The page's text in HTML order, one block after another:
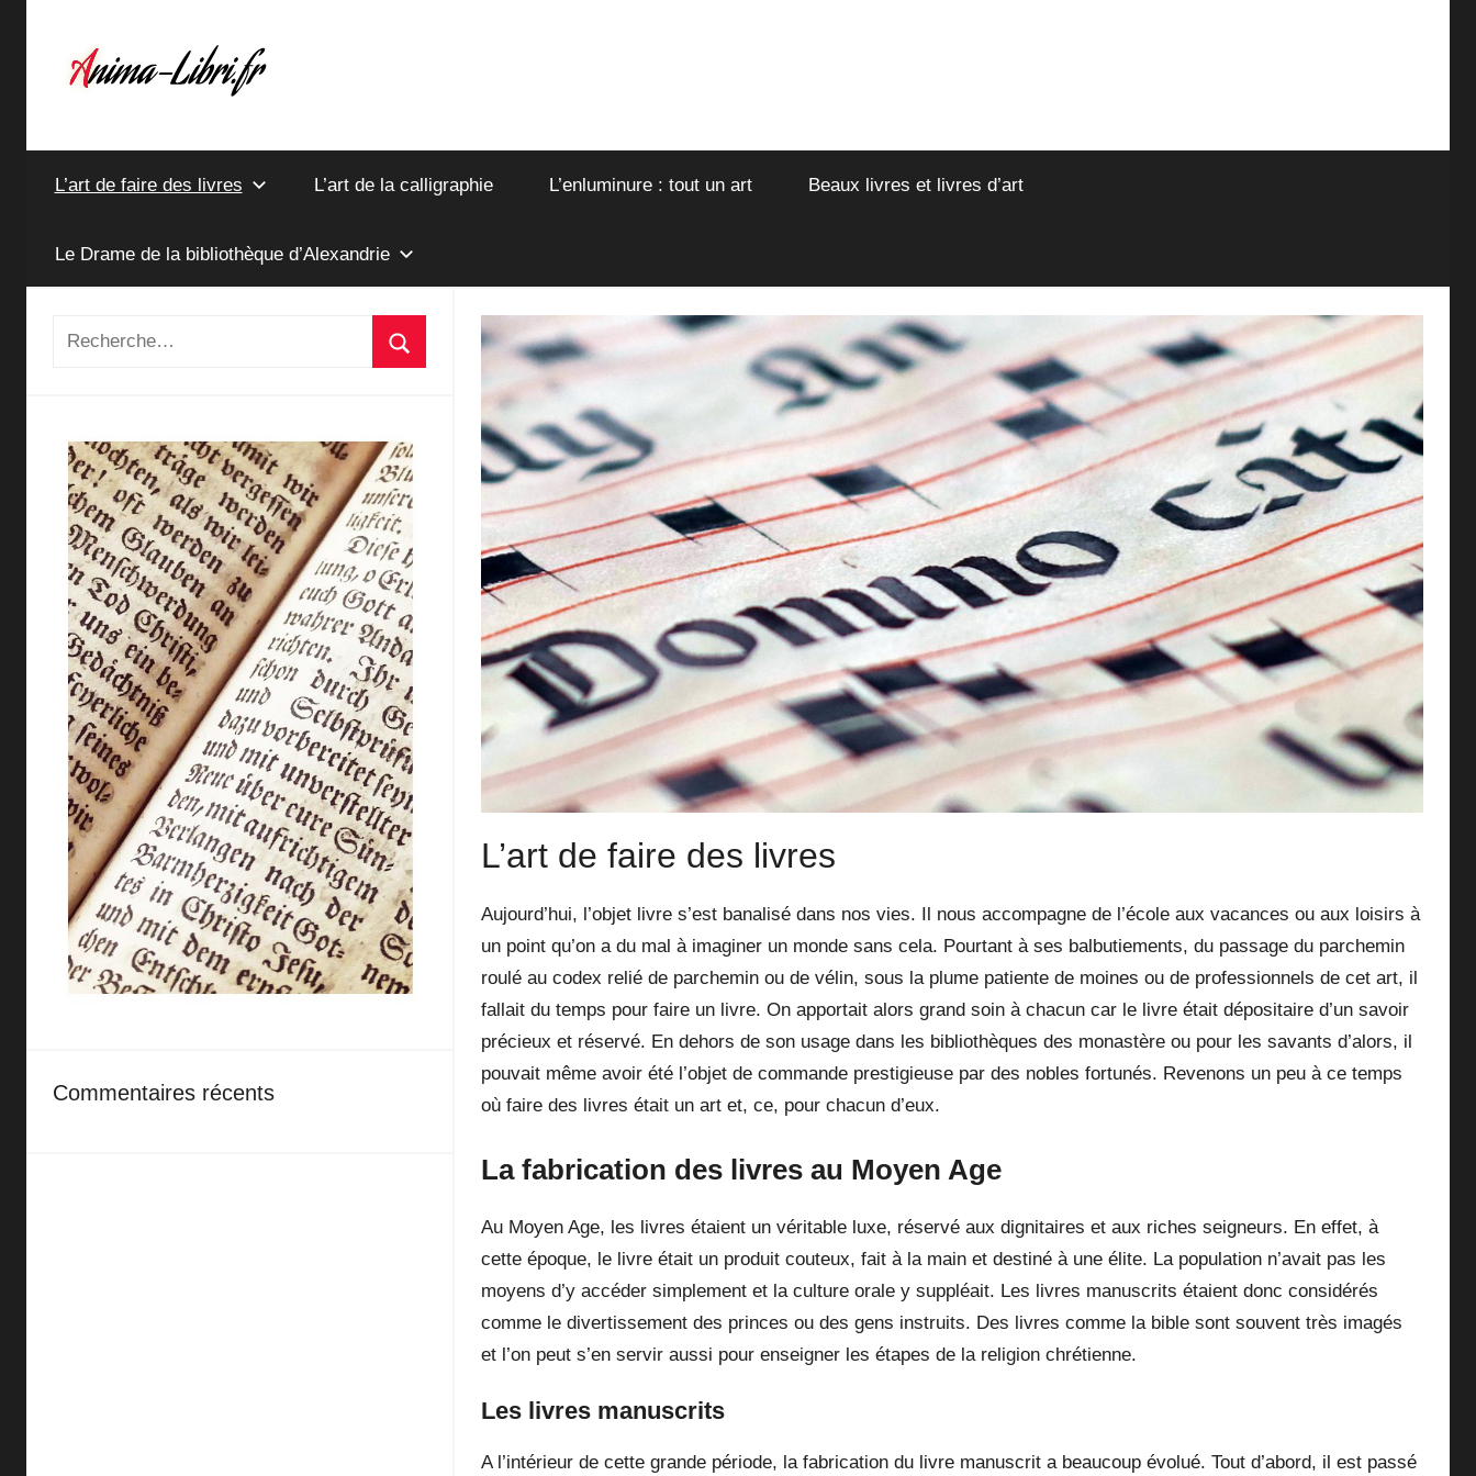
contenu
anima-
libri.fr
L’art de faire des livres L’art de la calligraphie L’enluminure : tout un art Beaux livres et livres d’art
Le Drame de la bibliothèque d’Alexandrie
L’art de faire des livres
Aujourd’hui, l’objet livre s’est banalisé dans nos vies. Il nous accompagne de l’école aux vacances ou aux loisirs à
un point qu’on a du mal à imaginer un monde sans cela. Pourtant à ses balbutiements, du passage du parchemin
roulé au codex relié de parchemin ou de vélin, sous la plume patiente de moines ou de professionnels de cet art, il
fallait du temps pour faire un livre. On apportait alors grand soin à chacun car le livre était dépositaire d’un savoir
précieux et réservé. En dehors de son usage dans les bibliothèques des monastère ou pour les savants d’alors, il
pouvait même avoir été l’objet de commande prestigieuse par des nobles fortunés. Revenons un peu à ce temps
où faire des livres était un art et, ce, pour chacun d’eux.
La fabrication des livres au Moyen Age
Au Moyen Age, les livres étaient un véritable luxe, réservé aux dignitaires et aux riches seigneurs. En effet, à
cette époque, le livre était un produit couteux, fait à la main et destiné à une élite. La population n’avait pas les
moyens d’y accéder simplement et la culture orale y suppléait. Les livres manuscrits étaient donc considérés
comme le divertissement des princes ou des gens instruits. Des livres comme la bible sont souvent très imagés
et l’on peut s’en servir aussi pour enseigner les étapes de la religion chrétienne.
Les livres manuscrits
A l’intérieur de cette grande période, la fabrication du livre manuscrit a beaucoup évolué. Tout d’abord, il est passé
Recherche
Rechercher
Commentaires récents